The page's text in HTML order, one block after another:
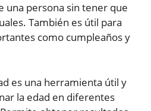
una persona sin tener que
También es útil para
como cumpleaños y
es una herramienta útil y
la edad en diferentes